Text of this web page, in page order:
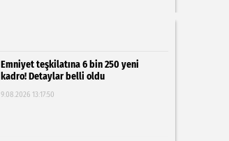
Emniyet teşkilatına 6 bin 250 yeni
kadro! Detaylar belli oldu
9.08.2026 13:17:50